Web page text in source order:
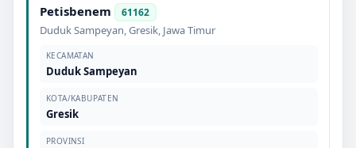
Petisbenem 61162
Duduk Sampeyan,Gresik, Jawa Timur
KECAMATAN
Duduk Sampeyan
KOTA/KABUPATEN
Gresik
PROVINSI